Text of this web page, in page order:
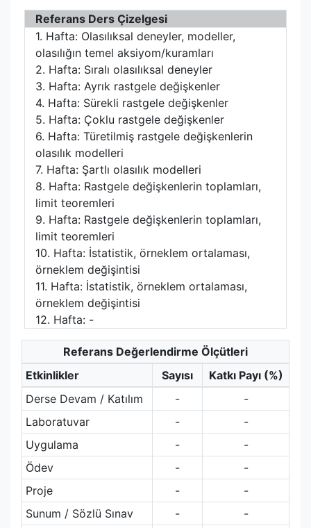
Referans Ders Çizelgesi
1. Hafta: Olasılıksal deneyler, modeller,
olasılığın temel aksiyom/kuramları
2. Hafta: Sıralı olasılıksal deneyler
3. Hafta: Ayrık rastgele değişkenler
4. Hafta: Sürekli rastgele değişkenler
5. Hafta: Çoklu rastgele değişkenler
6. Hafta: Türetilmiş rastgele değişkenlerin
olasılık modelleri
7. Hafta: Şartlı olasılık modelleri
8. Hafta: Rastgele değişkenlerin toplamları,
limit teoremleri
9. Hafta: Rastgele değişkenlerin toplamları,
limit teoremleri
10. Hafta: İstatistik, örneklem ortalaması,
örneklem değişintisi
11. Hafta: İstatistik, örneklem ortalaması,
örneklem değişintisi
12. Hafta: -
Referans Değerlendirme Ölçütleri
Etkinlikler
Sayısı
Katkı Payı (%)
Derse Devam / Katılım
-
-
Laboratuvar
-
-
Uygulama
-
-
Ödev
-
-
Proje
-
-
Sunum / Sözlü Sınav
-
-